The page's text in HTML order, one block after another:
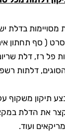
בדלת יש
( סף תחתון אינו
פל רז, דלת
דלתות
תיקון משקוף
את הדלת